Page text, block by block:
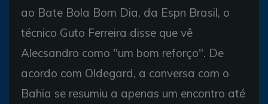
ao Bate Bola Bom Dia, da Espn Brasil, o
técnico Guto Ferreira disse que vê
Alecsandro como "um bom reforço". De
acordo com Oldegard, a conversa com o
Bahia se resumiu a apenas um encontro até